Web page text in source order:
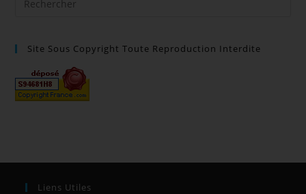
Site Sous Copyright Toute Reproduction Interdite
Liens Utiles